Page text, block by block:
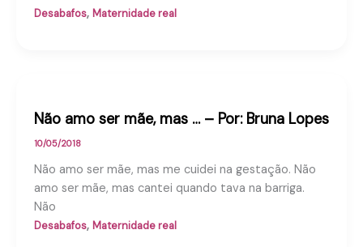
Desabafos, Maternidade real
Não amo ser mãe, mas … – Por: Bruna Lopes
10/05/2018
Não amo ser mãe, mas me cuidei na gestação. Não
amo ser mãe, mas cantei quando tava na barriga.
Não
Desabafos, Maternidade real